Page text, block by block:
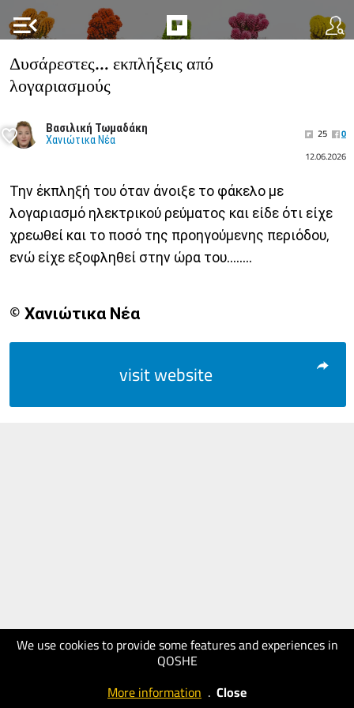
menu_open
We use cookies to provide some features and experiences in
QOSHE
More information . Close
Δυσάρεστες… εκπλήξεις από
λογαριασμούς
Βασιλική Τωμαδάκη
Χανιώτικα Νέα 25
0
12.06.2026
Την έκπληξή του όταν άνοιξε το φάκελο με
λογαριασμό ηλεκτρικού ρεύματος και είδε ότι είχε
χρεωθεί και το ποσό της προηγούμενης περιόδου,
ενώ είχε εξοφληθεί στην ώρα του........
© Χανιώτικα Νέα
visit website